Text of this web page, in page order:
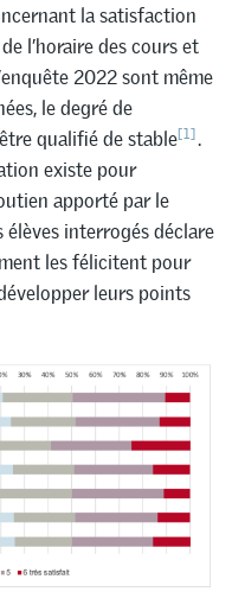
la satisfaction
l’horaire des cours et
2022 sont même
le degré de
qualifié de stable[1].
existe pour
apporté par le
élèves interrogés déclare
les félicitent pour
leurs points